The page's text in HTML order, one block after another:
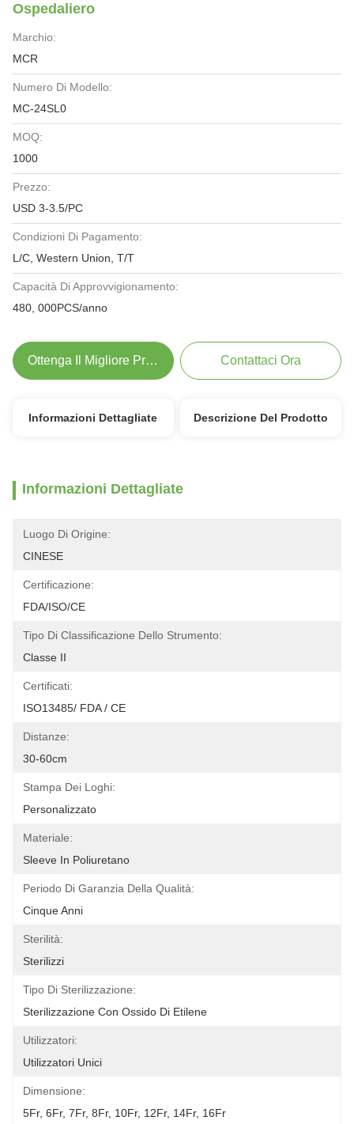
Ospedaliero
Marchio:
MCR
Numero Di Modello:
MC-24SL0
MOQ:
1000
Prezzo:
USD 3-3.5/PC
Condizioni Di Pagamento:
L/C, Western Union, T/T
Capacità Di Approvvigionamento:
480, 000PCS/anno
Ottenga Il Migliore Prezzo Contattaci Ora
Informazioni Dettagliate Descrizione Del Prodotto
Informazioni Dettagliate
Luogo Di Origine:
CINESE
Certificazione:
FDA/ISO/CE
Tipo Di Classificazione Dello Strumento:
Classe II
Certificati:
ISO13485/ FDA / CE
Distanze:
30-60cm
Stampa Dei Loghi:
Personalizzato
Materiale:
Sleeve In Poliuretano
Periodo Di Garanzia Della Qualità:
Cinque Anni
Sterilità:
Sterilizzi
Tipo Di Sterilizzazione:
Sterilizzazione Con Ossido Di Etilene
Utilizzatori:
Utilizzatori Unici
Dimensione:
5Fr, 6Fr, 7Fr, 8Fr, 10Fr, 12Fr, 14Fr, 16Fr